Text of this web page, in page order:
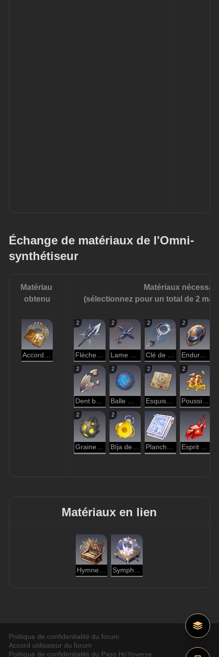
Échange de matériaux de l'Omni-
synthétiseur
Matériau
obtenu
Matériaux
(sélectionnez pour un total de 2
2 2 2 2
Endurance de bronze
2
Dent borissienne
2 2 2
Poussière d'étoiles éparse
2
Graine de l'arbre extraterrestre
2
Bīja de la conscience Planches Toudoux dessinées à la main Esprit combatif du Conflit
Matériaux en lien
Politique de confidentialité du forum
Accord utilisateur du forum
Politique de confidentialité du Pass HoYoverse